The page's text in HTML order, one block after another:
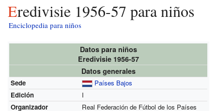
Eredivisie 1956-57 para niños
Enciclopedia para niños
Datos para niños
Eredivisie 1956-57
Datos generales
Sede
Países Bajos
Edición
I
Organizador
Real Federación de Fútbol de los Países